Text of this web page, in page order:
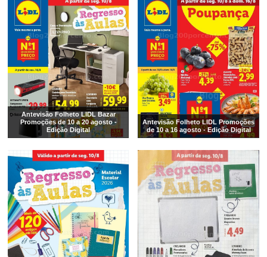
Antevisão Folheto LIDL Bazar
Promoções de 10 a 20 agosto -
Edição Digital
Antevisão Folheto LIDL Promoções
de 10 a 16 agosto - Edição Digital